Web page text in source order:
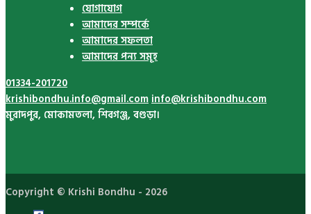
যোগাযোগ
আমাদের সম্পর্কে
আমাদের সফলতা
আমাদের পন্য সমূহ
01334-201720
krishibondhu.info@gmail.cominfo@krishibondhu.com
মুরাদপুর, মোকামতলা, শিবগঞ্জ, বগুড়া।
Copyright © Krishi Bondhu - 2026